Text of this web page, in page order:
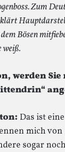
Zum
Bösen
weiß.
werden Sie
Das ist
mich
sogar